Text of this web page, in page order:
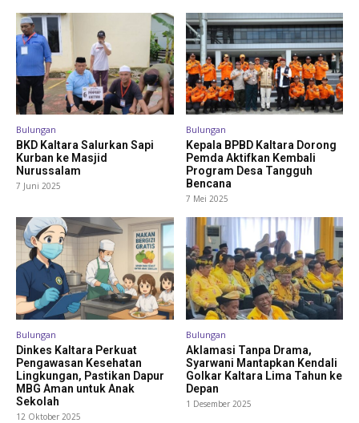
Bulungan
BKD Kaltara Salurkan Sapi
Kurban ke Masjid
Nurussalam
7 Juni 2025
Bulungan
Kepala BPBD Kaltara Dorong
Pemda Aktifkan Kembali
Program Desa Tangguh
Bencana
7 Mei 2025
Bulungan
Dinkes Kaltara Perkuat
Pengawasan Kesehatan
Lingkungan, Pastikan Dapur
MBG Aman untuk Anak
Sekolah
12 Oktober 2025
Bulungan
Aklamasi Tanpa Drama,
Syarwani Mantapkan Kendali
Golkar Kaltara Lima Tahun ke
Depan
1 Desember 2025